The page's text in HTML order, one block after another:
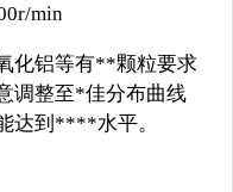
min
化铝等有**颗粒要求
调整至*佳分布曲线
达到****水平。